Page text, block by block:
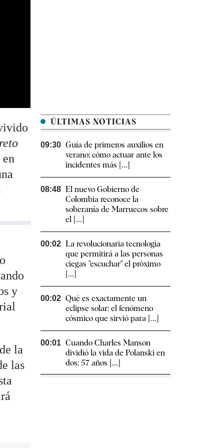
y
la
las
ÚLTIMAS NOTICIAS
09:30 Guía de primeros auxilios en
verano: cómo actuar ante los
incidentes más [...]
08:48 El nuevo Gobierno de
Colombia reconoce la
soberanía de Marruecos sobre
el [...]
00:02 La revolucionaria tecnología
que permitirá a las personas
ciegas "escuchar" el próximo
[...]
00:02 Qué es exactamente un
eclipse solar: el fenómeno
cósmico que sirvió para [...]
00:01 Cuando Charles Manson
dividió la vida de Polanski en
dos: 57 años [...]